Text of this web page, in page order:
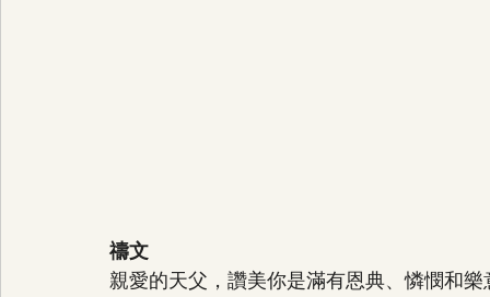
禱文
親愛的天父，讚美你是滿有恩典、憐憫和